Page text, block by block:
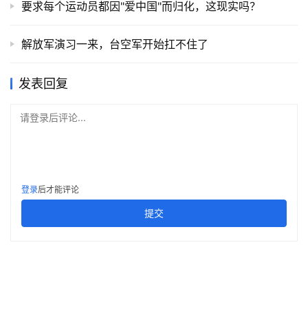
要求每个运动员都因"爱中国"而归化，这现实吗？
解放军演习一来，台空军开始扛不住了
发表回复
请登录后评论...
登录后才能评论
提交